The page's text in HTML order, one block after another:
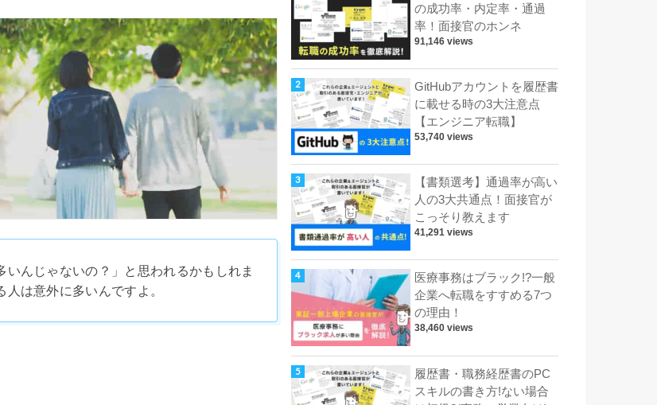
いんじゃないの？」と思われるかもしれま
は意外に多いんですよ。
の成功率・内定率・通過
率！面接官のホンネ
91,146 views
GitHubアカウントを履歴書
に載せる時の3大注意点
【エンジニア転職】
53,740 views
【書類選考】通過率が高い
人の3大共通点！面接官が
こっそり教えます
41,291 views
医療事務はブラック!?一般
企業へ転職をすすめる7つ
の理由！
38,460 views
履歴書・職務経歴書のPC
スキルの書き方!ない場合